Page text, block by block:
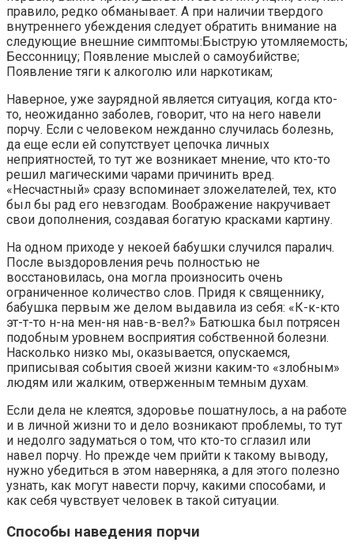
правило, редко обманывает. А при наличии твердого
внутреннего убеждения следует обратить внимание на
следующие внешние симптомы:Быструю утомляемость;
Бессонницу; Появление мыслей о самоубийстве;
Появление тяги к алкоголю или наркотикам;
Наверное, уже заурядной является ситуация, когда кто-
то, неожиданно заболев, говорит, что на него навели
порчу. Если с человеком нежданно случилась болезнь,
да еще если ей сопутствует цепочка личных
неприятностей, то тут же возникает мнение, что кто-то
решил магическими чарами причинить вред.
«Несчастный» сразу вспоминает зложелателей, тех, кто
был бы рад его невзгодам. Воображение накручивает
свои дополнения, создавая богатую красками картину.
На одном приходе у некоей бабушки случился паралич.
После выздоровления речь полностью не
восстановилась, она могла произносить очень
ограниченное количество слов. Придя к священнику,
бабушка первым же делом выдавила из себя: «К-к-кто
эт-т-то н-на мен-ня нав-в-вел?» Батюшка был потрясен
подобным уровнем восприятия собственной болезни.
Насколько низко мы, оказывается, опускаемся,
приписывая события своей жизни каким-то «злобным»
людям или жалким, отверженным темным духам.
Если дела не клеятся, здоровье пошатнулось, а на работе
и в личной жизни то и дело возникают проблемы, то тут
и недолго задуматься о том, что кто-то сглазил или
навел порчу. Но прежде чем прийти к такому выводу,
нужно убедиться в этом наверняка, а для этого полезно
узнать, как могут навести порчу, какими способами, и
как себя чувствует человек в такой ситуации.
Способы наведения порчи